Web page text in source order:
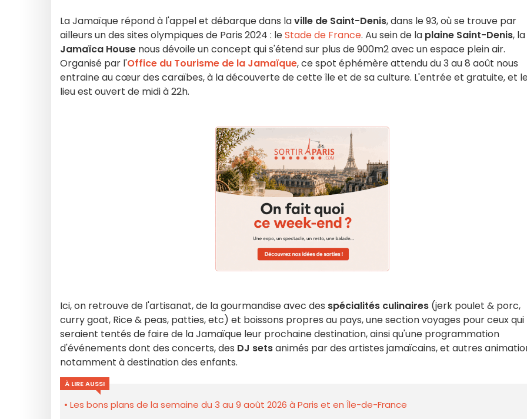
La Jamaïque répond à l'appel et débarque dans laville de Saint-Denis, dans le 93, où se trouve par
ailleurs un des sites olympiques de Paris 2024 : leStade de France. Au sein de la plaine Saint-Denis, la
Jamaïca House nous dévoile un concept qui s'étend sur plus de 900m2 avec un espace plein air.
Organisé par l'Office du Tourisme de la Jamaïque, ce spot éphémère attendu du 3 au 8 août nous
entraine au cœur des caraïbes, à la découverte de cette île et de sa culture. L'entrée et gratuite, et
lieu est ouvert de midi à 22h.
Ici, on retrouve de l'artisanat, de la gourmandise avec des spécialités culinaires (jerk poulet & porc,
curry goat, Rice & peas, patties, etc) et boissons propres au pays, une section voyages pour ceux qui
seraient tentés de faire de la Jamaïque leur prochaine destination, ainsi qu'une programmation
d'événements dont des concerts, des DJ setsanimés par des artistes jamaïcains, et autres
notamment à destination des enfants.
À LIRE AUSSI
Les bons plans de la semaine du 3 au 9 août 2026 à Paris et en Île-de-France